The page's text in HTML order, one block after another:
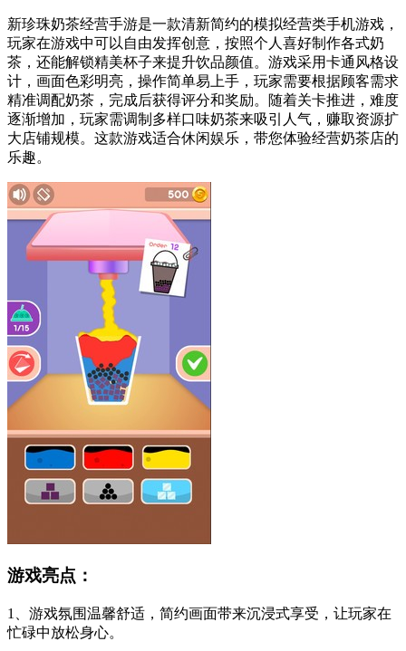
新珍珠奶茶经营手游是一款清新简约的模拟经营类手机游戏，
玩家在游戏中可以自由发挥创意，按照个人喜好制作各式奶
茶，还能解锁精美杯子来提升饮品颜值。游戏采用卡通风格设
计，画面色彩明亮，操作简单易上手，玩家需要根据顾客需求
精准调配奶茶，完成后获得评分和奖励。随着关卡推进，难度
逐渐增加，玩家需调制多样口味奶茶来吸引人气，赚取资源扩
大店铺规模。这款游戏适合休闲娱乐，带您体验经营奶茶店的
乐趣。
游戏亮点：
1、游戏氛围温馨舒适，简约画面带来沉浸式享受，让玩家在
忙碌中放松身心。